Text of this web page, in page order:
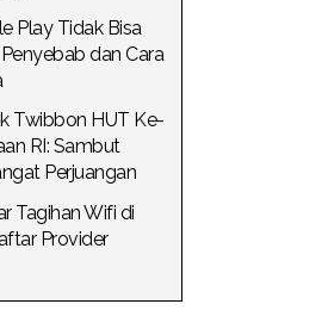
Play Tidak Bisa
dan Cara
Twibbon HUT Ke-
RI: Sambut
Perjuangan
Tagihan Wifi di
Provider